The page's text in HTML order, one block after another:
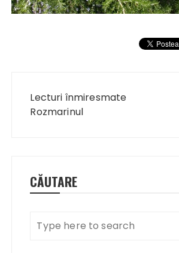
articole
Lecturi înmiresmate
Rozmarinul
CĂUTARE